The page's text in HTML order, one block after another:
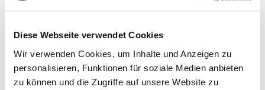
Diese Webseite verwendet Cookies
Wir verwenden Cookies, um Inhalte und Anzeigen zu
personalisieren, Funktionen für soziale Medien anbieten
zu können und die Zugriffe auf unsere Website zu
Prioritäten und Bedürfnisse
Wenn FOMO oder der Vergleich mit den Erlebnissen
anderer dich belasten, kann es helfen, sich auf sich